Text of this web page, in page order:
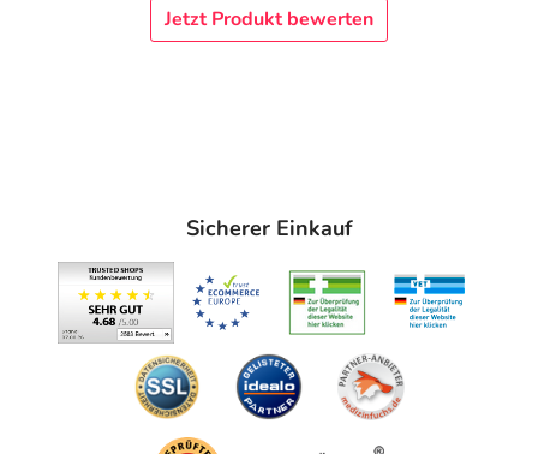
Klarenanstelerweg 5Jetzt Produkt bewerten
Sicherer Einkauf